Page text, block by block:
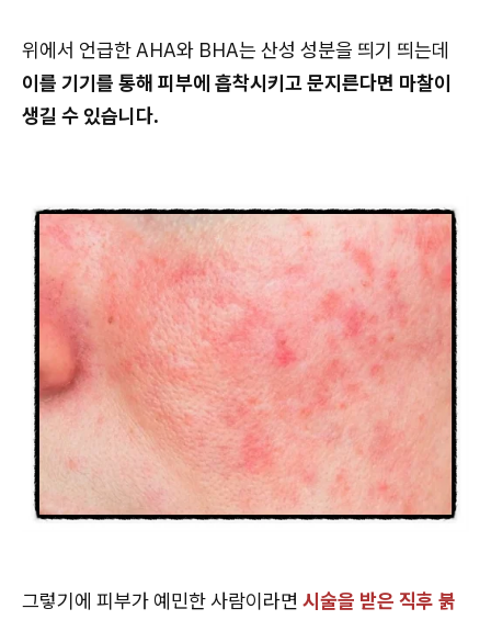
위에서 언급한 AHA와 BHA는 산성 성분을 띄기 띄는데
이를 기기를 통해 피부에 흡착시키고 문지른다면 마찰이
생길 수 있습니다.
그렇기에 피부가 예민한 사람이라면 시술을 받은 직후 붉